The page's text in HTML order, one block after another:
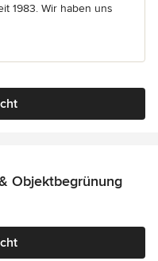
1983. Wir haben uns
Objektbegrünung